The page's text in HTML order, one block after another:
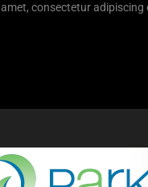
amet, consectetur adipiscing